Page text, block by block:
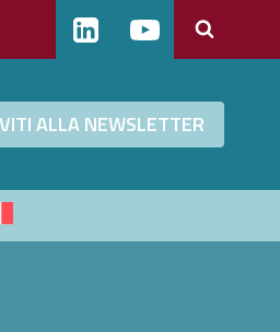
ALLA NEWSLETTER